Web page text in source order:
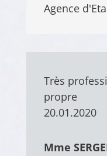
Agence
Très
propre
20.01.2020
Mme